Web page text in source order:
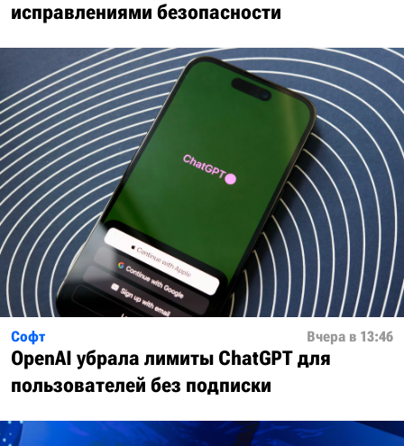
исправлениями безопасности
Софт Вчера в 13:46
OpenAI убрала лимиты ChatGPT для
пользователей без подписки